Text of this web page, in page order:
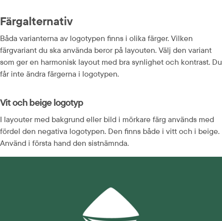
Färgalternativ
Båda varianterna av logotypen finns i olika färger. Vilken
färgvariant du ska använda beror på layouten. Välj den variant
som ger en harmonisk layout med bra synlighet och kontrast. Du
får inte ändra färgerna i logotypen.
Vit och beige logotyp
I layouter med bakgrund eller bild i mörkare färg används med
fördel den negativa logotypen. Den finns både i vitt och i beige.
Använd i första hand den sistnämnda.